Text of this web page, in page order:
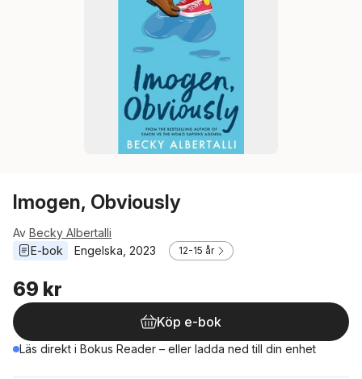
Imogen, Obviously
Av Becky Albertalli
E-bok
Engelska 2023 12-15 år
69 kr
Köp e-bok
Läs direkt i Bokus Reader – eller ladda ned till din enhet